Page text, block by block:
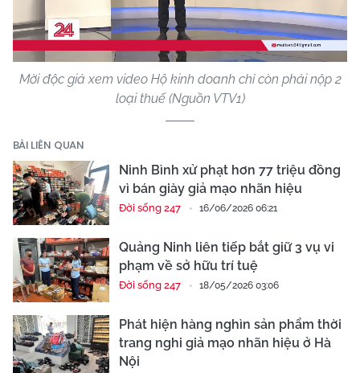
Video
Mời độc giả xem video Hộ kinh doanh chỉ còn phải nộp 2
loại thuế (Nguồn VTV1)
BÀI LIÊN QUAN
Ninh Bình xử phạt hơn 77 triệu đồng
vì bán giày giả mạo nhãn hiệu
Đời sống 247 16/06/2026 06:21
Quảng Ninh liên tiếp bắt giữ 3 vụ vi
phạm về sở hữu trí tuệ
Đời sống 247 18/05/2026 03:06
Phát hiện hàng nghìn sản phẩm thời
trang nghi giả mạo nhãn hiệu ở Hà
Nội